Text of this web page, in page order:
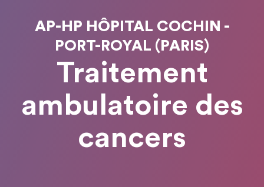
AP-HP HÔPITAL COCHIN -
PORT-ROYAL (PARIS)
Traitement
ambulatoire des
cancers